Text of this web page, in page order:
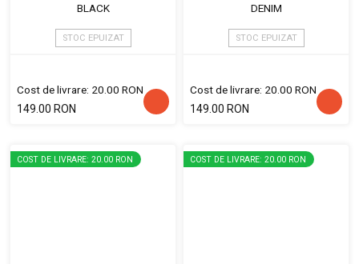
BLACK
STOC EPUIZAT
Cost de livrare: 20.00 RON
149.00 RON
DENIM
STOC EPUIZAT
Cost de livrare: 20.00 RON
149.00 RON
COST DE LIVRARE: 20.00 RON COST DE LIVRARE: 20.00 RON